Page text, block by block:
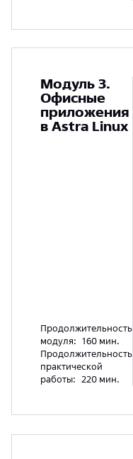
Модуль 3.
Офисные
приложения
в Astra Linux
Продолжительность
модуля: 160 мин.
Продолжительность
практической
работы: 220 мин.